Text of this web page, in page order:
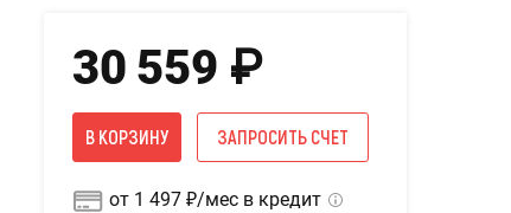
30 559 ₽
В КОРЗИНУ ЗАПРОСИТЬ СЧЕТ
от 1 497 ₽/мес в кредит